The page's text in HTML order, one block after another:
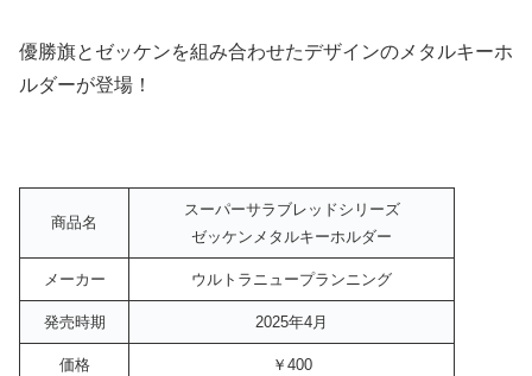
優勝旗とゼッケンを組み合わせたデザインのメタルキーホ
ルダーが登場！
商品名
スーパーサラブレッドシリーズ
ゼッケンメタルキーホルダー
メーカー ウルトラニュープランニング
発売時期 2025年4月
価格 ￥400